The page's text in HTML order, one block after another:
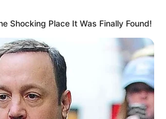
Shocking Place It Was Finally Found!